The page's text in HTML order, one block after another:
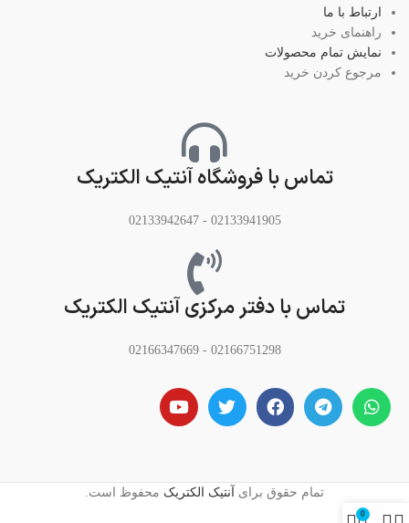
ارتباط با ما
راهنمای خرید
نمایش تمام محصولات
مرجوع کردن خرید
تماس با فروشگاه آنتیک الکتریک
02133941905 - 02133942647
تماس با دفتر مرکزی آنتیک الکتریک
02166751298 - 02166347669
تمام حقوق برای آنتیک الکتریک محفوظ است.
0